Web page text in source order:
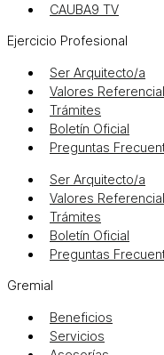
CAUBA9 TV
Ejercicio Profesional
Ser Arquitecto/a
Valores
Trámites
Boletín Oficial
Preguntas
Ser Arquitecto/a
Valores
Trámites
Boletín Oficial
Preguntas
Gremial
Beneficios
Servicios